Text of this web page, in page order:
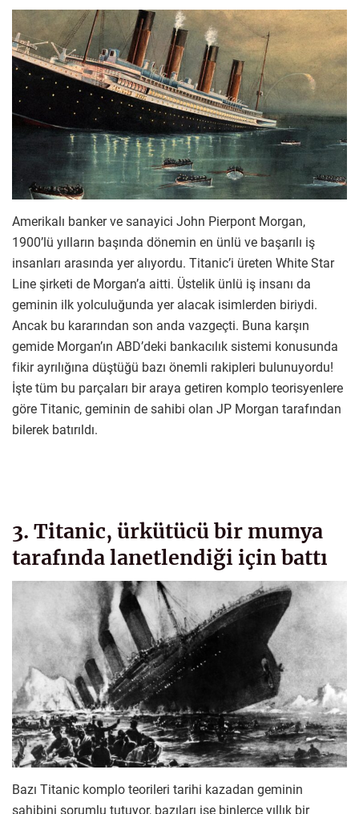
Amerikalı banker ve sanayici John Pierpont Morgan,
1900’lü yılların başında dönemin en ünlü ve başarılı iş
insanları arasında yer alıyordu. Titanic’i üreten White Star
Line şirketi de Morgan’a aitti. Üstelik ünlü iş insanı da
geminin ilk yolculuğunda yer alacak isimlerden biriydi.
Ancak bu kararından son anda vazgeçti. Buna karşın
gemide Morgan’ın ABD’deki bankacılık sistemi konusunda
fikir ayrılığına düştüğü bazı önemli rakipleri bulunuyordu!
İşte tüm bu parçaları bir araya getiren komplo teorisyenlere
göre Titanic, geminin de sahibi olan JP Morgan tarafından
bilerek batırıldı.
3. Titanic, ürkütücü bir mumya
tarafında lanetlendiği için battı
Bazı Titanic komplo teorileri tarihi kazadan geminin
sahibini sorumlu tutuyor, bazıları ise binlerce yıllık bir